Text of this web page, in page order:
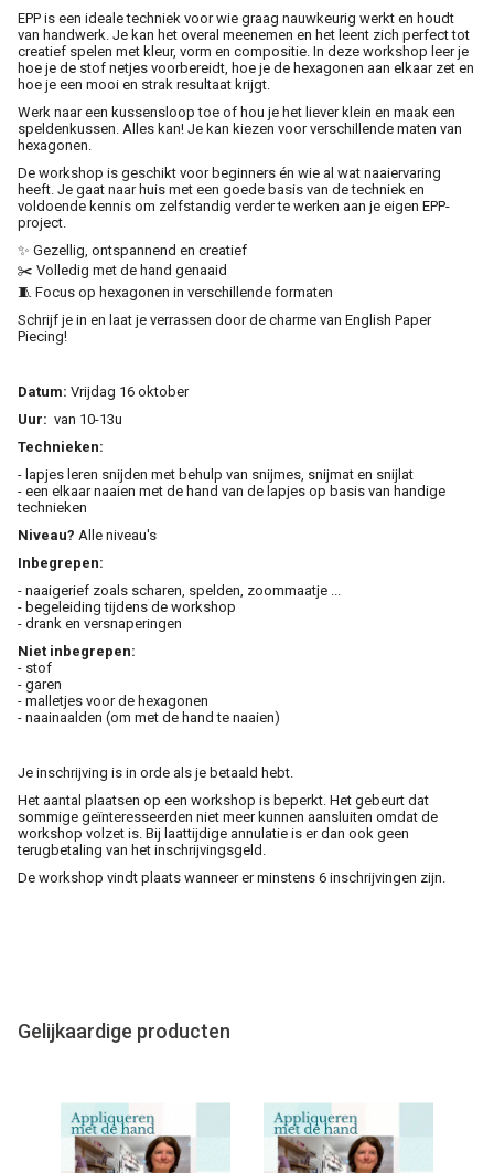
EPP is een ideale techniek voor wie graag nauwkeurig werkt en houdt
van handwerk. Je kan het overal meenemen en het leent zich perfect tot
creatief spelen met kleur, vorm en compositie. In deze workshop leer je
hoe je de stof netjes voorbereidt, hoe je de hexagonen aan elkaar zet en
hoe je een mooi en strak resultaat krijgt.
Werk naar een kussensloop toe of hou je het liever klein en maak een
speldenkussen. Alles kan! Je kan kiezen voor verschillende maten van
hexagonen.
De workshop is geschikt voor beginners én wie al wat naaiervaring
heeft . Je gaat naar huis met een goede basis van de techniek en
voldoende kennis om zelfstandig verder te werken aan je eigen EPP-
project.
✨ Gezellig, ontspannend en creatief
✂️ Volledig met de hand genaaid
🧵 Focus op hexagonen in verschillende formaten
Schrijf je in en laat je verrassen door de charme van English Paper
Piecing!
Datum: Vrijdag 16 oktober
Uur: van 10-13u
Technieken:
- lapjes leren snijden met behulp van snijmes, snijmat en snijlat
- een elkaar naaien met de hand van de lapjes op basis van handige
technieken
Niveau? Alle niveau's
Inbegrepen:
- naaigerief zoals scharen, spelden, zoommaatje ...
- begeleiding tijdens de workshop
- drank en versnaperingen
Niet inbegrepen:
- stof
- garen
- malletjes voor de hexagonen
- naainaalden (om met de hand te naaien)
Je inschrijving is in orde als je betaald hebt.
Het aantal plaatsen op een workshop is beperkt. Het gebeurt dat
sommige geïnteresseerden niet meer kunnen aansluiten omdat de
workshop volzet is. Bij laattijdige annulatie is er dan ook geen
terugbetaling van het inschrijvingsgeld.
De workshop vindt plaats wanneer er minstens 6 inschrijvingen zijn.
Gelijkaardige producten